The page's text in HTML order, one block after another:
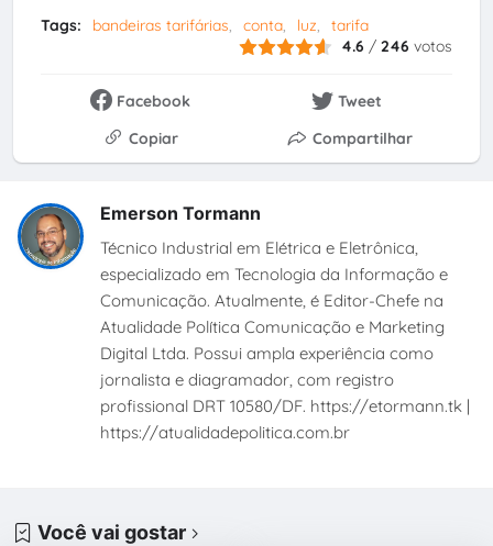
Tags: bandeiras tarifárias conta luz
tarifa
4.6 /246 votos
Facebook
Tweet
Copiar
Compartilhar
Emerson Tormann
Técnico Industrial em Elétrica e Eletrônica,
especializado em Tecnologia da Informação e
Comunicação. Atualmente, é Editor-Chefe na
Atualidade Política Comunicação e Marketing
Digital Ltda. Possui ampla experiência como
jornalista e diagramador, com registro
profissional DRT 10580/DF. https://etormann.tk |
https://atualidadepolitica.com.br
Você vai gostar